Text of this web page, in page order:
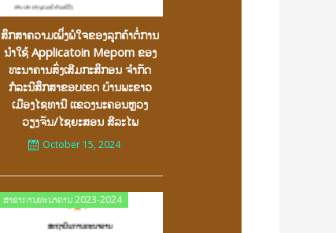
ສຶກສາຄວາມເພິ່ງພໍໃຈຂອງລູກຄ້າຕໍ່ການ
ນຳໃຊ້ Applicatoin Mepom ຂອງ
ທະນາຄານສົ່ງເສີມກະສິກອນ ຈຳກັດ
ກໍລະນີສຶກສາຂອບເຂດ ບ້ານພະຂາວ
ເມືອງໄຊທານີ ເເຂວງນະຄອນຫຼວງ
ວຽງຈັນ/ໄຊຍະສອນ ສີລະໄພ
October 15, 2024
ສາຂາການທະນາຄານ 2023-2024
Posted
on